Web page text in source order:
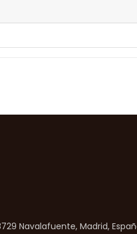
Navalafuente, Madrid,